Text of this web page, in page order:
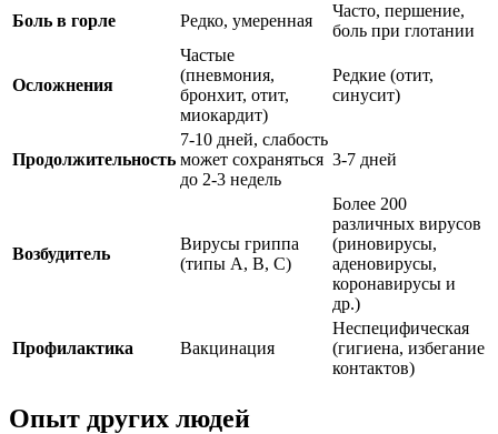
Боль в горле Редко, умеренная
Часто, першение,
боль при глотании
Осложнения
Частые
(пневмония,
бронхит, отит,
миокардит)
Редкие (отит,
синусит)
Продолжительность
7-10 дней, слабость
может сохраняться
до 2-3 недель
3-7 дней
Возбудитель
Вирусы гриппа
(типы A, B, C)
Более 200
различных вирусов
(риновирусы,
аденовирусы,
коронавирусы и
др.)
Профилактика Вакцинация
Неспецифическая
(гигиена, избегание
контактов)
Опыт других людей